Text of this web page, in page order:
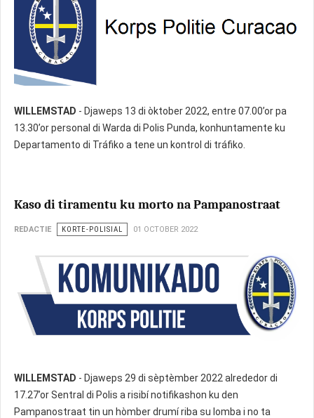
WILLEMSTAD - Djaweps 13 di òktober 2022, entre 07.00’or pa
13.30’or personal di Warda di Polis Punda, konhuntamente ku
Departamento di Tráfiko a tene un kontrol di tráfiko.
Kaso di tiramentu ku morto na Pampanostraat
REDACTIE KORTE-POLISIAL 01 OCTOBER 2022
WILLEMSTAD - Djaweps 29 di sèptèmber 2022 alrededor di
17.27’or Sentral di Polis a risibí notifikashon ku den
Pampanostraat tin un hòmber drumí riba su lomba i no ta